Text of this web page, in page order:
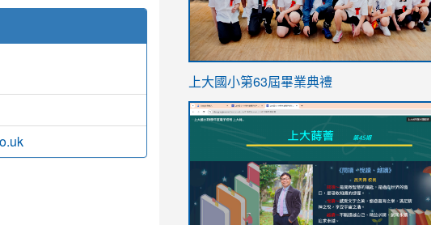
link
https://sites.google.com/stes.tyc.edu.tw/
上大國小第63屆畢業典禮
link